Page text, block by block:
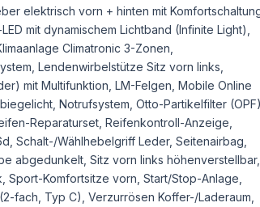
elektrisch vorn + hinten mit
mit dynamischem Lichtband (Infinite Light),
Climatronic 3-Zonen,
Lendenwirbelstütze Sitz vorn links,
mit Multifunktion, LM-Felgen, Mobile Online
Notrufsystem, Otto-Partikelfilter (OPF),
Reparaturset, Reifenkontroll-Anzeige,
Schalt-/Wählhebelgriff Leder, Seitenairbag,
abgedunkelt, Sitz vorn links höhenverstellbar,
Komfortsitze vorn, Start/Stop-Anlage,
fach, Typ C), Verzurrösen Koffer-/Laderaum,